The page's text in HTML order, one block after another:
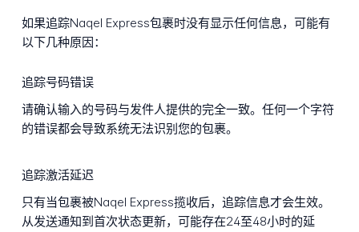
如果追踪Naqel Express包裹时没有显示任何信息，可能有
以下几种原因：
追踪号码错误
请确认输入的号码与发件人提供的完全一致。任何一个字符
的错误都会导致系统无法识别您的包裹。
追踪激活延迟
只有当包裹被Naqel Express揽收后，追踪信息才会生效。
从发送通知到首次状态更新，可能存在24至48小时的延